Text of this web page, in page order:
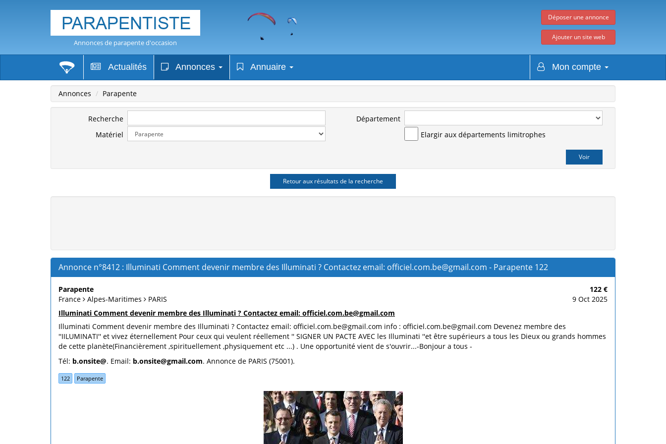
Annonces de parapente d'occasion
Déposer une annonce
Ajouter un site web
Actualités Annonces Annuaire Mon compte
Annonces Parapente
Recherche
Matériel
Département
Elargir aux départements limitrophes
Retour aux résultats de la recherche
Annonce n°8412 : Illuminati Comment devenir membre des Illuminati ? Contactez email: officiel.com.be@gmail.com - Parapente 122
Parapente
122 €
France
Alpes-Maritimes PARIS
9 Oct 2025
Illuminati Comment devenir membre des Illuminati ? Contactez email: officiel.com.be@gmail.com
Illuminati Comment devenir membre des Illuminati ? Contactez email: officiel.com.be@gmail.com info : officiel.com.be@gmail.com Devenez membre des
''IILUMINATI'' et vivez éternellement Pour ceux qui veulent réellement '' SIGNER UN PACTE AVEC les Illuminati ''et être supérieurs a tous les Dieux ou grands hommes
de cette planète(Financièrement ,spirituellement ,physiquement etc ...) . Une opportunité vient de s'ouvrir...-Bonjour a tous -
Tél: b.onsite@. Email: b.onsite@gmail.com. Annonce de PARIS (75001).
122 Parapente